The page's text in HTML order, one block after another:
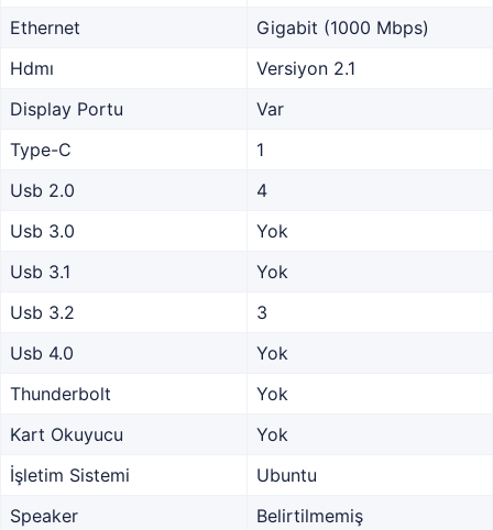
Ethernet
Gigabit (1000 Mbps)
Hdmı
Versiyon 2.1
Display Portu
Var
Type-C
1
Usb 2.0
4
Usb 3.0
Yok
Usb 3.1
Yok
Usb 3.2
3
Usb 4.0
Yok
Thunderbolt
Yok
Kart Okuyucu
Yok
İşletim Sistemi
Ubuntu
Speaker
Belirtilmemiş